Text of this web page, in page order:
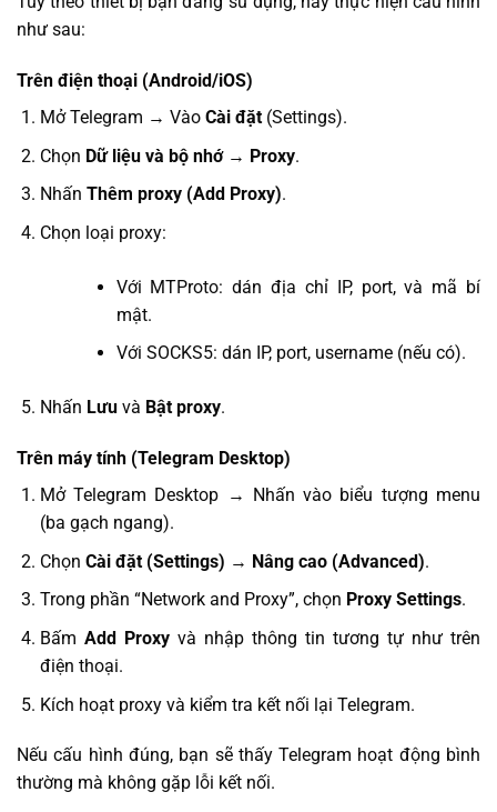
như sau:
Trên điện thoại (Android/iOS)
Mở Telegram → Vào Cài đặt(Settings).
Chọn Dữ liệu và bộ nhớ→ Proxy.
Nhấn Thêm proxy (Add Proxy).
Chọn loại proxy:
Với MTProto: dán địa chỉ IP, port, và mã bí
mật.
Với SOCKS5: dán IP, port, username (nếu có).
Nhấn Lưuvà Bật proxy.
Trên máy tính (Telegram Desktop)
Mở Telegram Desktop → Nhấn vào biểu tượng menu
(ba gạch ngang).
Chọn Cài đặt (Settings) → Nâng cao (Advanced).
Trong phần “Network and Proxy”, chọn Proxy Settings.
Bấm Add Proxyvà nhập thông tin tương tự như trên
điện thoại.
Kích hoạt proxy và kiểm tra kết nối lại Telegram.
Nếu cấu hình đúng, bạn sẽ thấy Telegram hoạt động bình
thường mà không gặp lỗi kết nối.